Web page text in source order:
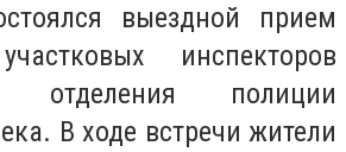
выездной прием
инспекторов
отделения полиции
В ходе встречи жители